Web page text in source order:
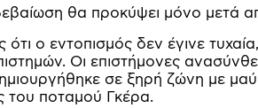
θα προκύψει μόνο
ότι ο εντοπισμός δεν έγινε
Οι επιστήμονες
σε ξηρή ζώνη με
του ποταμού Γκέρα.